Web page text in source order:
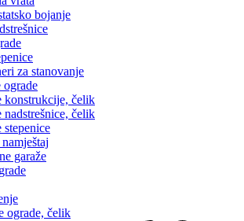
bojanje
za stanovanje
konstrukcije, čelik
nadstrešnice, čelik
stepenice
garaže
ograde, čelik